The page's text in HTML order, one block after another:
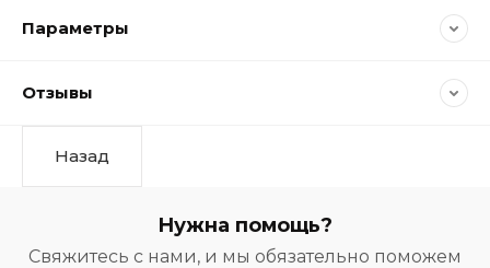
Параметры
Отзывы
Назад
Нужна помощь?
Свяжитесь с нами, и мы обязательно поможем